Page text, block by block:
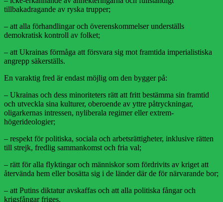
tillbakadragande av ryska trupper;
– att alla förhandlingar och överenskommelser underställs
demokratisk kontroll av folket;
– att Ukrainas förmåga att försvara sig mot framtida imperialistiska
angrepp säkerställs.
En varaktig fred är endast möjlig om den bygger på:
– Ukrainas och dess minoriteters rätt att fritt bestämma sin framtid
och utveckla sina kulturer, oberoende av yttre påtryckningar,
oligarkernas intressen, nyliberala regimer eller extrem-
högerideologier;
– respekt för politiska, sociala och arbetsrättigheter, inklusive rätten
till strejk, fredlig sammankomst och fria val;
– rätt för alla flyktingar och människor som fördrivits av kriget att
återvända hem eller bosätta sig i de länder där de för närvarande bor;
– att Putins diktatur avskaffas och att alla politiska fångar och
krigsfångar friges.